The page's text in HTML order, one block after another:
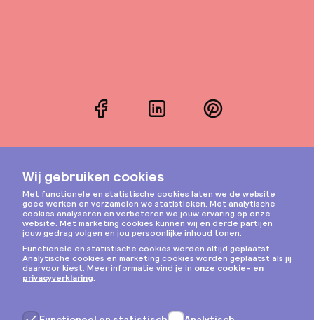
FacebookLinkedInPinterest
Instagram
Privacy & cookies